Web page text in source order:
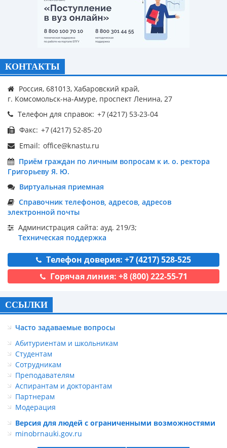
КОНТАКТЫ
Россия, 681013, Хабаровский край,
г. Комсомольск-на-Амуре, проспект Ленина, 27
Телефон для справок:
Факс:
Email:
Приём граждан по личным вопросам к и. о. ректора
Григорьеву Я. Ю.
Виртуальная приемная
Справочник телефонов, адресов, адресов
электронной почты
Администрация сайта: ауд. 219/3;
Техническая поддержка
Телефон доверия: +7 (4217) 528-525
Горячая линия: +8 (800) 222-55-71
ССЫЛКИ
Часто задаваемые вопросы
Абитуриентам и школьникам
Студентам
Сотрудникам
Преподавателям
Аспирантам и докторантам
Партнерам
Модерация
Версия для людей с ограниченными возможностями
minobrnauki.gov.ru